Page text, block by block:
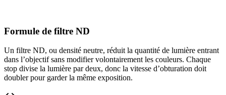
Formule de filtre ND
Un filtre ND, ou densité neutre, réduit la quantité de lumière entrant
dans l’objectif sans modifier volontairement les couleurs. Chaque
stop divise la lumière par deux, donc la vitesse d’obturation doit
doubler pour garder la même exposition.